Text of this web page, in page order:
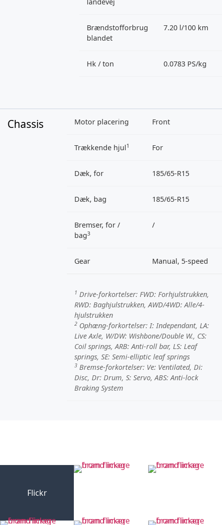
Brændstofforbrug
blandet
7.20 l/100 km
Hk / ton 0.0783 PS/kg
Chassis Motor placering Front
Trækkende hjul1 For
Dæk, for 185/65-R15
Dæk, bag 185/65-R15
Bremser, for /
bag3
/
Gear Manual, 5-speed
1 Drive-forkortelser: FWD: Forhjulstrukken,
RWD: Baghjulstrukken,AWD/4WD: Alle/4-
hjulstrukken
2 Ophæng-forkortelser: I: Independant, LA:
Live Axle, W/DW: Wishbone/Double W., CS:
Coil springs,ARB: Anti-roll bar, LS: Leaf
springs, SE: Semi-elliptic leaf springs
3 Bremse-forkortelser: Ve: Ventilated, Di:
Disc, Dr: Drum, S: Servo,ABS: Anti-lock
Braking System
Flickr